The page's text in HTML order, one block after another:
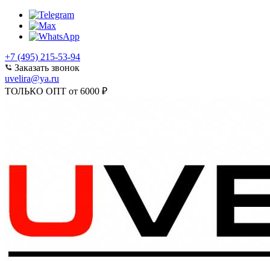
+7 (495) 215-53-94
Заказать звонок
uvelira@ya.ru
ТОЛЬКО ОПТ от 6000 ₽